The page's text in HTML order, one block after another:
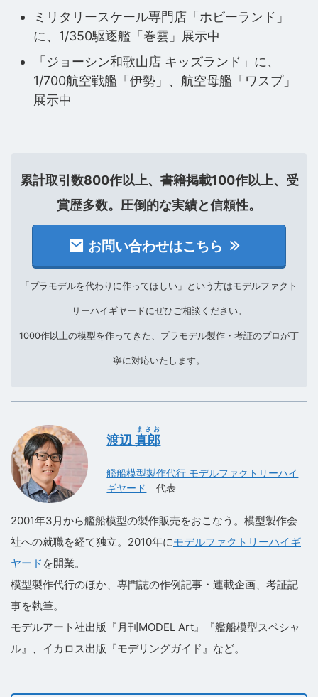
ミリタリースケール専門店「ホビーランド」
に、1/350駆逐艦「巻雲」展示中
「ジョーシン和歌山店 キッズランド」に、
1/700航空戦艦「伊勢」、航空母艦「ワスプ」
展示中
累計取引数800作以上、書籍掲載100作以上、受
賞歴多数。圧倒的な実績と信頼性。
お問い合わせはこちら
「プラモデルを代わりに作ってほしい」という方はモデルファクト
リーハイギヤードにぜひご相談ください。
1000作以上の模型を作ってきた、プラモデル製作・考証のプロが丁
寧に対応いたします。
渡辺真郎
まさお
艦船模型製作代行 モデルファクトリーハイ
ギヤード
代表
2001年3月から艦船模型の製作販売をおこなう。模型製作会
社への就職を経て独立。2010年にモデルファクトリーハイギ
ヤード を開業。
模型製作代行のほか、専門誌の作例記事・連載企画、考証記
事を執筆。
モデルアート社出版『月刊MODEL Art』『艦船模型スペシャ
ル』、イカロス出版『モデリングガイド』など。